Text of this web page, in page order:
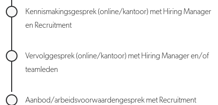
Kennismakingsgesprek (online/kantoor) met Hiring Manager
en Recruitment
Vervolggesprek (online/kantoor) met Hiring Manager en/of
teamleden
Aanbod/arbeidsvoorwaardengesprek met Recruitment